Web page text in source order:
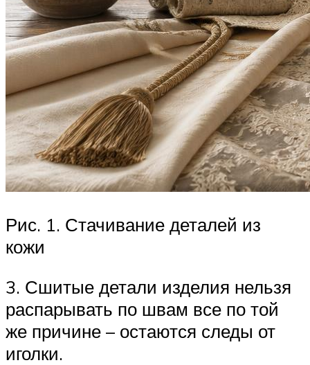
Рис. 1. Стачивание деталей из
кожи
3. Сшитые детали изделия нельзя
распарывать по швам все по той
же причине – остаются следы от
иголки.